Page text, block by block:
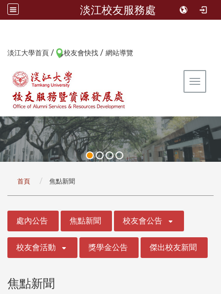
淡江校友服務處
淡江大學首頁 / 校友會快找 / 網站導覽
Toggle
首頁 焦點新聞
處內公告 焦點新聞 校友會公告
校友會活動 獎學金公告 傑出校友新聞
焦點新聞